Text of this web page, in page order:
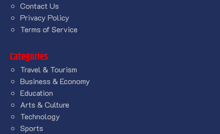
Contact Us
Privacy Policy
Terms of Service
Categories
Travel & Tourism
Business & Economy
Education
Arts & Culture
Technology
Sports